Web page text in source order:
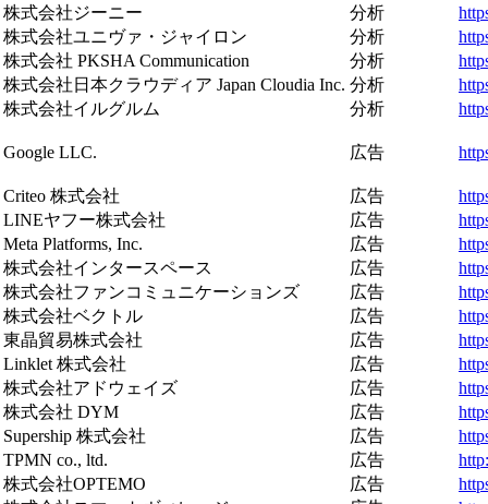
株式会社ジーニー
分析
株式会社ユニヴァ・ジャイロン
分析
株式会社 PKSHA Communication
分析
株式会社日本クラウディア Japan Cloudia Inc. 分析
株式会社イルグルム
分析
Google LLC. 広告
Criteo 株式会社 広告
LINEヤフー株式会社
広告
Meta Platforms, Inc.
広告
株式会社インタースペース
広告
株式会社ファンコミュニケーションズ
広告
株式会社ベクトル
広告
東晶貿易株式会社
広告
Linklet 株式会社
広告
株式会社アドウェイズ
広告
株式会社 DYM
広告
Supership 株式会社
広告
TPMN co., ltd.
広告
株式会社OPTEMO
広告